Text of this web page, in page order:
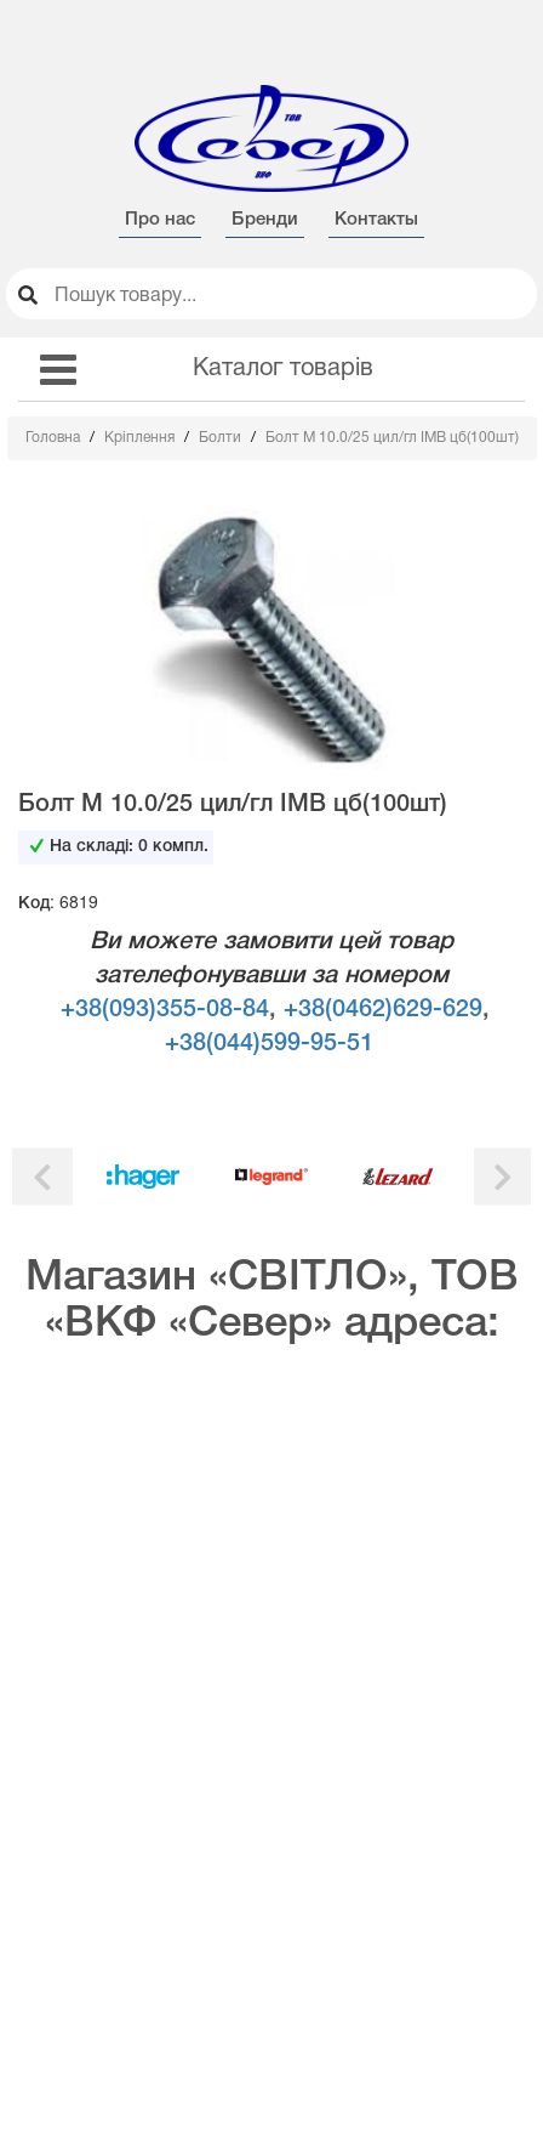
Про нас Бренди Контакты
Каталог товарів
Головна Кріплення Болти Болт М 10.0/25 цил/гл IMB цб(100шт)
Болт М 10.0/25 цил/гл IMB цб(100шт)
На складі:0 компл.
Код: 6819
Ви можете замовити цей товар
зателефонувавши за номером
+38(093)355-08-84, +38(0462)629-629,
+38(044)599-95-51
Магазин «СВІТЛО», ТОВ
«ВКФ «Север» адреса: